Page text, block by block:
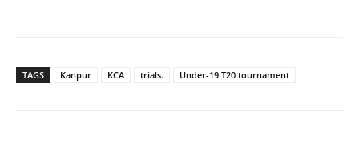
TAGS Kanpur KCA trials. Under-19 T20 tournament